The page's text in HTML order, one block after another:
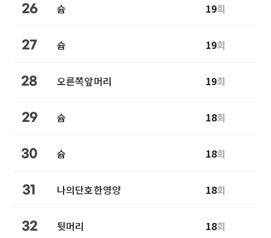
26 슙 19회
27 슙 19회
28 오른쪽앞머리 19회
29 슙 18회
30 슙 18회
31 나의단호한영양 18회
32 뒷머리 18회